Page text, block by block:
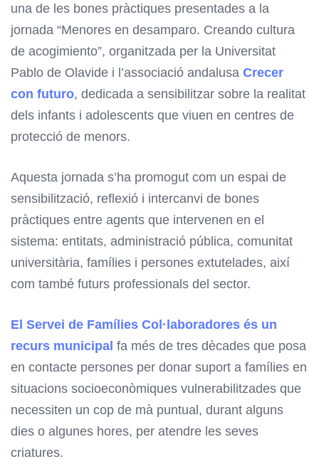
una de les bones pràctiques presentades a la
jornada “Menores en desamparo. Creando cultura
de acogimiento”, organitzada per la Universitat
Pablo de Olavide i l’associació andalusa Crecer
con futuro, dedicada a sensibilitzar sobre la realitat
dels infants i adolescents que viuen en centres de
protecció de menors.
Aquesta jornada s’ha promogut com un espai de
sensibilització, reflexió i intercanvi de bones
pràctiques entre agents que intervenen en el
sistema: entitats, administració pública, comunitat
universitària, famílies i persones extutelades, així
com també futurs professionals del sector.
El Servei de Famílies Col·laboradores és un
recurs municipal fa més de tres dècades que posa
en contacte persones per donar suport a famílies en
situacions socioeconòmiques vulnerabilitzades que
necessiten un cop de mà puntual, durant alguns
dies o algunes hores, per atendre les seves
criatures.